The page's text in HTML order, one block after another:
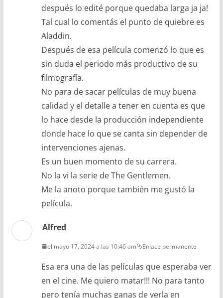
después lo edité porque quedaba larga ja ja!
Tal cual lo comentás el punto de quiebre es
Aladdin.
Después de esa película comenzó lo que es
sin duda el periodo más productivo de su
filmografía.
No para de sacar películas de muy buena
calidad y el detalle a tener en cuenta es que
lo hace desde la producción independiente
donde hace lo que se canta sin depender de
intervenciones ajenas.
Es un buen momento de su carrera.
No la vi la serie de The Gentlemen.
Me la anoto porque también me gustó la
película.
Alfred
el mayo 17, 2024 a las 10:46 am Enlace permanente
Esa era una de las películas que esperaba ver
en el cine. Me quiero matar!!! No para tanto
pero tenía muchas ganas de verla en